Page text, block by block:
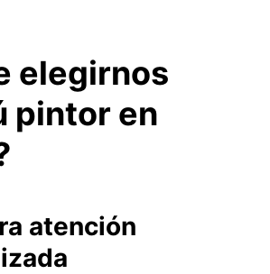
elegirnos
pintor en
atención